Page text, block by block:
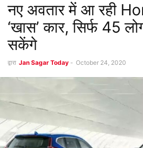
नए अवतार में आ रही
‘खास’ कार, सिर्फ 45
सकेंगे
द्वारा Jan Sagar Today - October 24, 2020